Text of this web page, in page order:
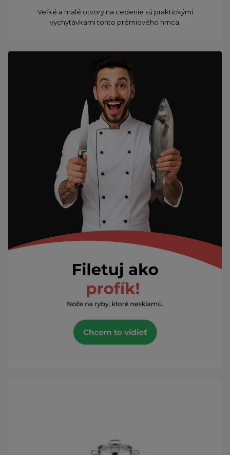
Veľké a malé otvory na cedenie sú praktickými
vychytávkami tohto prémiového hrnca.